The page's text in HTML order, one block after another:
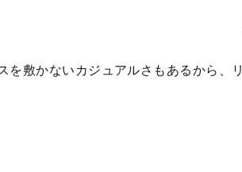
敷かないカジュアルさもあるから、リ